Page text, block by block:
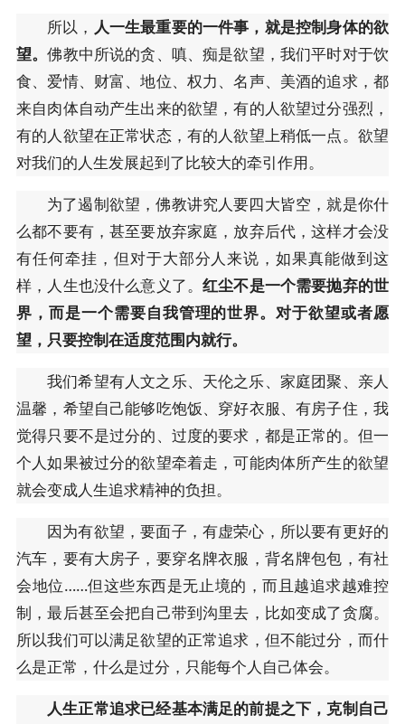
所以， 人一生最重要的一件事，就是控制身体的欲
望。佛教中所说的贪、嗔、痴是欲望，我们平时对于饮
食、爱情、财富、地位、权力、名声、美酒的追求，都
来自肉体自动产生出来的欲望，有的人欲望过分强烈，
有的人欲望在正常状态，有的人欲望上稍低一点。欲望
对我们的人生发展起到了比较大的牵引作用。
为了遏制欲望，佛教讲究人要四大皆空，就是你什
么都不要有，甚至要放弃家庭，放弃后代，这样才会没
有任何牵挂，但对于大部分人来说，如果真能做到这
样，人生也没什么意义了。红尘不是一个需要抛弃的世
界，而是一个需要自我管理的世界。对于欲望或者愿
望，只要控制在适度范围内就行。
我们希望有人文之乐、天伦之乐、家庭团聚、亲人
温馨，希望自己能够吃饱饭、穿好衣服、有房子住，我
觉得只要不是过分的、过度的要求，都是正常的。但一
个人如果被过分的欲望牵着走，可能肉体所产生的欲望
就会变成人生追求精神的负担。
因为有欲望，要面子，有虚荣心，所以要有更好的
汽车，要有大房子，要穿名牌衣服，背名牌包包，有社
会地位……但这些东西是无止境的，而且越追求越难控
制，最后甚至会把自己带到沟里去，比如变成了贪腐。
所以我们可以满足欲望的正常追求，但不能过分，而什
么是正常，什么是过分，只能每个人自己体会。
人生正常追求已经基本满足的前提之下，克制自己